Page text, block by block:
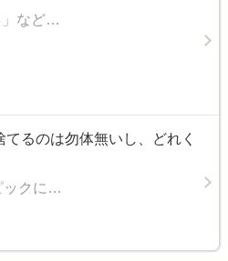
」など…
るのは勿体無いし、どれく
ックに…